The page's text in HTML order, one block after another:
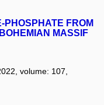
PHOSPHATE FROM
MASSIF
volume: 107,